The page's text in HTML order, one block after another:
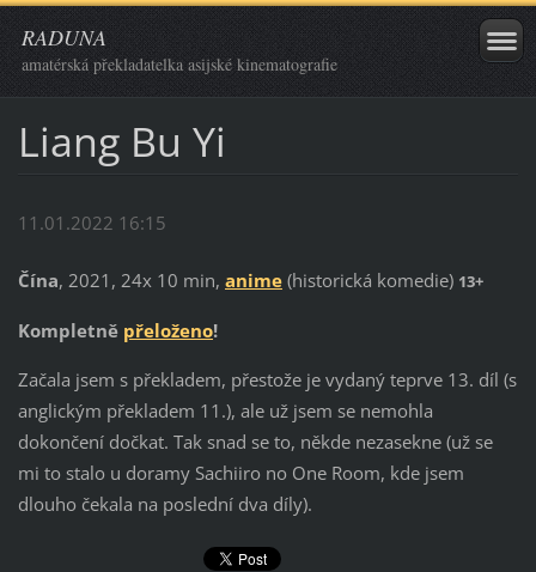
RADUNA
amatérská překladatelka asijské kinematografie
Liang Bu Yi
11.01.2022 16:15
Čína, 2021, 24x 10 min, anime(historická komedie) 13+
Kompletně přeloženo!
Začala jsem s překladem, přestože je vydaný teprve 13. díl (s
anglickým překladem 11.), ale už jsem se nemohla
dokončení dočkat. Tak snad se to, někde nezasekne (už se
mi to stalo u doramy Sachiiro no One Room, kde jsem
dlouho čekala na poslední dva díly).